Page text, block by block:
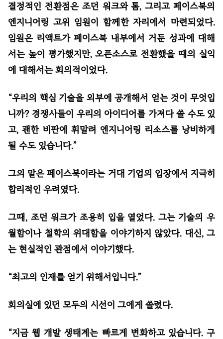
결정적인 전환점은 조던 워크와 톰, 그리고 페이스북의
엔지니어링 고위 임원이 함께한 자리에서 마련되었다.
임원은 리액트가 페이스북 내부에서 거둔 성과에 대해
서는 높이 평가했지만, 오픈소스로 전환했을 때의 실익
에 대해서는 회의적이었다.
“우리의 핵심 기술을 외부에 공개해서 얻는 것이 무엇입
니까? 경쟁사들이 우리의 아이디어를 가져다 쓸 수도 있
고, 괜한 비판에 휘말려 엔지니어링 리소스를 낭비하게
될 수도 있습니다.”
그의 말은 페이스북이라는 거대 기업의 입장에서 지극히
합리적인 우려였다.
그때, 조던 워크가 조용히 입을 열었다. 그는 기술의 우
월함이나 철학의 위대함을 이야기하지 않았다. 대신, 그
는 현실적인 관점에서 이야기했다.
“최고의 인재를 얻기 위해서입니다.”
회의실에 있던 모두의 시선이 그에게 쏠렸다.
“지금 웹 개발 생태계는 빠르게 변화하고 있습니다. 구